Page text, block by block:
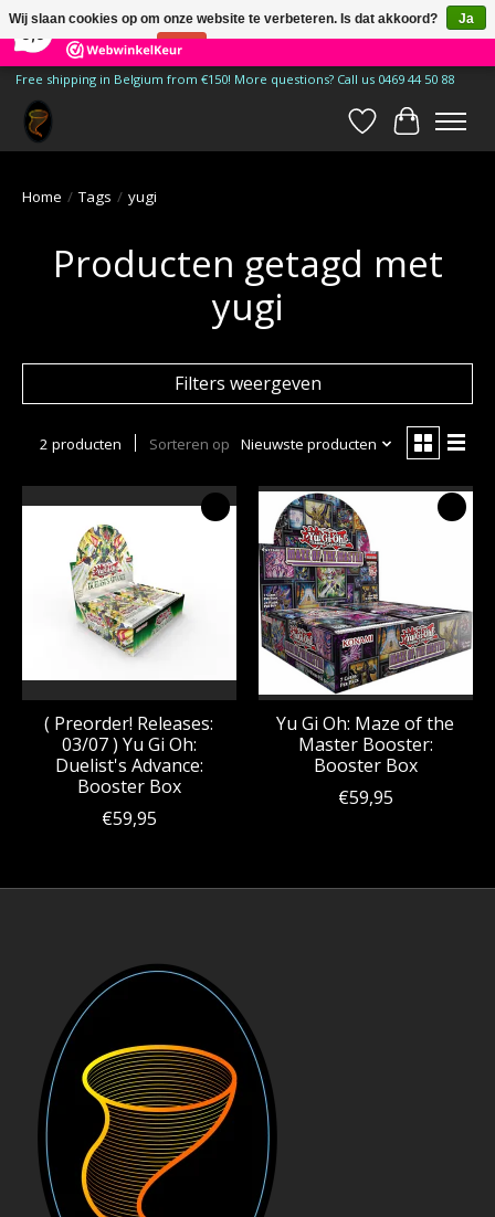
185 Reviews ×
Free shipping in Belgium from €150! More questions? Call us 0469 44 50 88
Verlanglijst
Home / Tags / yugi
Producten getagd met
yugi
Filters weergeven
2 producten Sorteren op Nieuwste producten
( Preorder! Releases:
03/07 ) Yu Gi Oh:
Duelist's Advance:
Booster Box
€59,95
Yu Gi Oh: Maze of the
Master Booster:
Booster Box
€59,95
Wij slaan cookies op om onze website te verbeteren. Is dat akkoord?
Ja
Nee